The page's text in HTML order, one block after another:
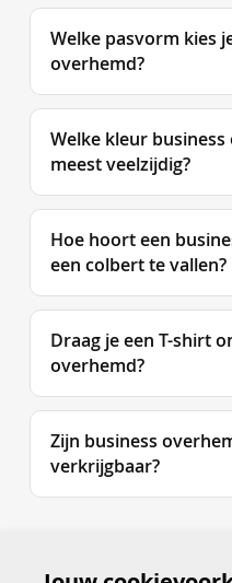
Welke pasvorm kies
overhemd?
Welke kleur
meest veelzijdig?
Hoe hoort een
een colbert te vallen?
Draag je een T-shirt
overhemd?
Zijn business
verkrijgbaar?